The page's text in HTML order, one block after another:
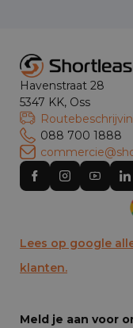
Havenstraat 28
5347 KK, Oss
088 700 1888
Lees op google
klanten.
Meld je aan voor